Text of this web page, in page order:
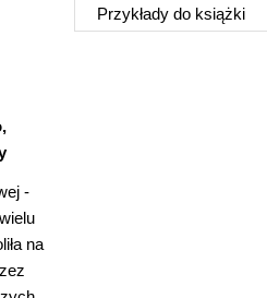
Przykłady do książki
-
na